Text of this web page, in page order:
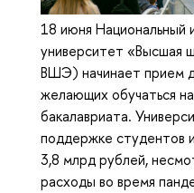
18 июня Национальный
университет «Высшая
ВШЭ) начинает прием
желающих обучаться
бакалавриата.
поддержке студентов
3,8 млрд рублей,
расходы во время